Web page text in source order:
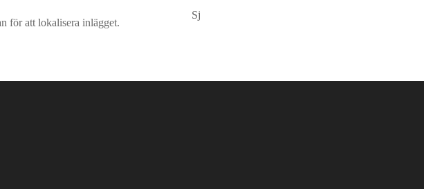
för att lokalisera inlägget.
Sj